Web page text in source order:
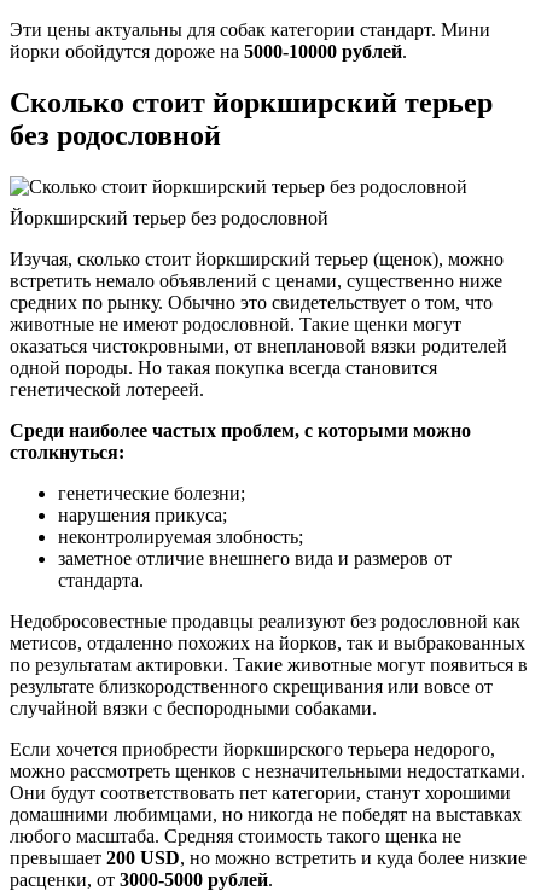
Эти цены актуальны для собак категории стандарт. Мини
йорки обойдутся дороже на 5000-10000 рублей.
Сколько стоит йоркширский терьер
без родословной
Йоркширский терьер без родословной
Изучая, сколько стоит йоркширский терьер (щенок), можно
встретить немало объявлений с ценами, существенно ниже
средних по рынку. Обычно это свидетельствует о том, что
животные не имеют родословной. Такие щенки могут
оказаться чистокровными, от внеплановой вязки родителей
одной породы. Но такая покупка всегда становится
генетической лотереей.
Среди наиболее частых проблем, с которыми можно
столкнуться:
генетические болезни;
нарушения прикуса;
неконтролируемая злобность;
заметное отличие внешнего вида и размеров от
стандарта.
Недобросовестные продавцы реализуют без родословной как
метисов, отдаленно похожих на йорков, так и выбракованных
по результатам актировки. Такие животные могут появиться в
результате близкородственного скрещивания или вовсе от
случайной вязки с беспородными собаками.
Если хочется приобрести йоркширского терьера недорого,
можно рассмотреть щенков с незначительными недостатками.
Они будут соответствовать пет категории, станут хорошими
домашними любимцами, но никогда не победят на выставках
любого масштаба. Средняя стоимость такого щенка не
превышает 200 USD, но можно встретить и куда более низкие
расценки, от 3000-5000 рублей.